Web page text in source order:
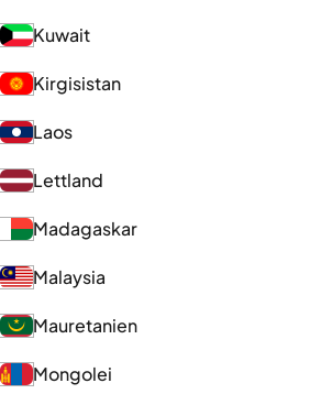
Kuwait
Kirgisistan
Laos
Lettland
Madagaskar
Malaysia
Mauretanien
Mongolei